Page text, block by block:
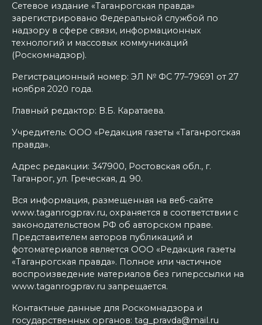
Сетевое издание «Таганрогская правда»
зарегистрировано Федеральной службой по
надзору в сфере связи, информационных
технологий и массовых коммуникаций
(Роскомнадзор).
Регистрационный номер: ЭЛ № ФС 77–79691 от 27
ноября 2020 года.
Главный редактор: В.Б. Каратаева.
Учредитель: ООО «Редакция газеты «Таганрогская
правда».
Адрес редакции: 347900, Ростовская обл., г.
Таганрог, ул. Греческая, д. 90.
Вся информация, размещенная на веб-сайте
www.taganrogprav.ru, охраняется в соответствии с
законодательством РФ об авторском праве.
Представителем авторов публикаций и
фотоматериалов является ООО «Редакция газеты
«Таганрогская правда». Полное или частичное
воспроизведение материалов без гиперссылки на
www.taganrogprav.ru запрещается.
Контактные данные для Роскомнадзора и
государственных органов: tag_pravda@mail.ru